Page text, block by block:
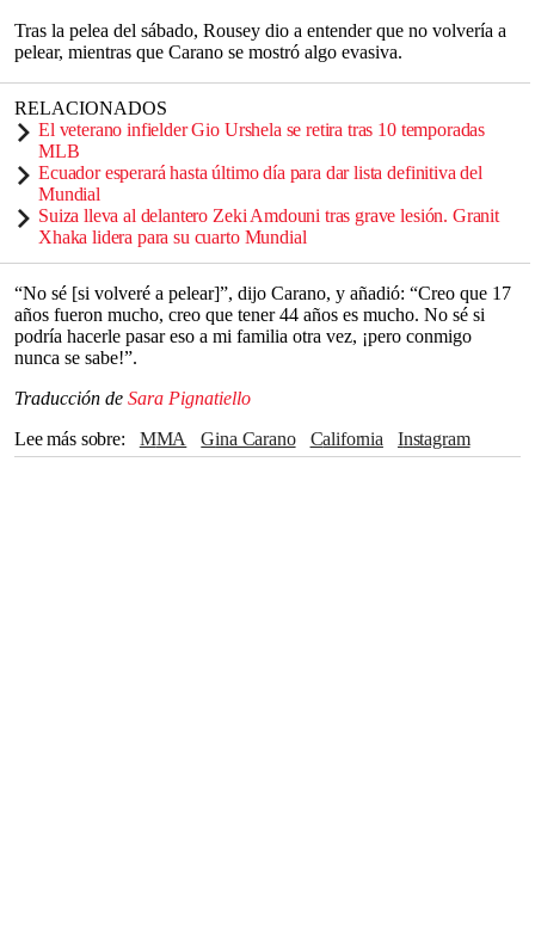
Tras la pelea del sábado, Rousey dio a entender que no volvería a
pelear, mientras que Carano se mostró algo evasiva.
RELACIONADOS
El veterano infielder Gio Urshela se retira tras 10 temporadas
MLB
Ecuador esperará hasta último día para dar lista definitiva del
Mundial
Suiza lleva al delantero Zeki Amdouni tras grave lesión. Granit
Xhaka lidera para su cuarto Mundial
“No sé [si volveré a pelear]”, dijo Carano, y añadió: “Creo que 17
años fueron mucho, creo que tener 44 años es mucho. No sé si
podría hacerle pasar eso a mi familia otra vez, ¡pero conmigo
nunca se sabe!”.
Traducción de Sara Pignatiello
Lee más sobre
MMA Gina Carano California
Instagram